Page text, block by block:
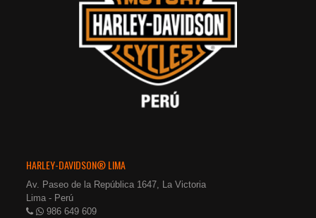
HARLEY-DAVIDSON® LIMA
Av. Paseo de la República 1647, La Victoria
Lima - Perú
986 649 609